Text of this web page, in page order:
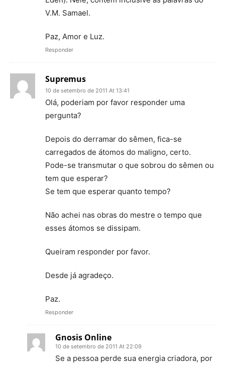
V.M. Samael.
Paz, Amor e Luz.
Responder
Supremus
10 de setembro de 2011 At 13:41
Olá, poderiam por favor responder uma
pergunta?
Depois do derramar do sêmen, fica-se
carregados de átomos do maligno, certo.
Pode-se transmutar o que sobrou do sêmen ou
tem que esperar?
Se tem que esperar quanto tempo?
Não achei nas obras do mestre o tempo que
esses átomos se dissipam.
Queiram responder por favor.
Desde já agradeço.
Paz.
Responder
Gnosis Online
10 de setembro de 2011 At 22:09
Se a pessoa perde sua energia criadora, por